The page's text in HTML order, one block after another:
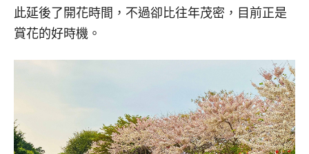
此延後了開花時間，不過卻比往年茂密，目前正是
賞花的好時機。